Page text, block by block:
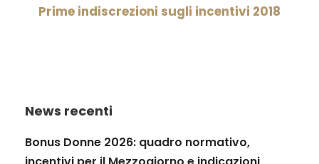
Prime indiscrezioni sugli incentivi 2018
News recenti
Bonus Donne 2026: quadro normativo,